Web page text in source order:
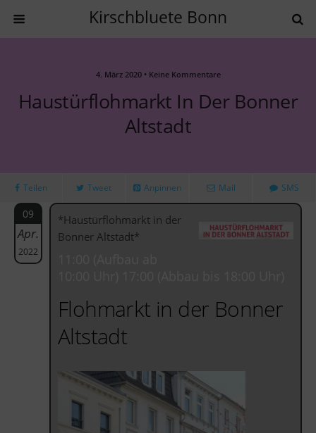
Kirschbluete Bonn
4. März 2020 • Keine Kommentare
Haustürflohmarkt In Der Bonner
Altstadt
Teilen Tweet Anpinnen Mail SMS
09
Apr.
2022
*Haustürflohmarkt in der
Bonner Altstadt*
Flohmarkt in der Bonner
Altstadt